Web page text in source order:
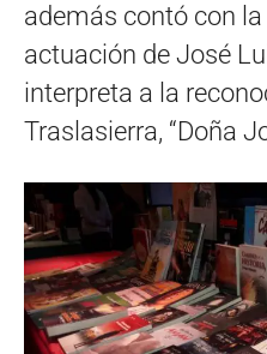
además contó con
actuación de José
interpreta a la
Traslasierra, “Doña